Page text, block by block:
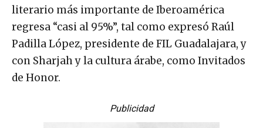
literario más importante de Iberoamérica
regresa “casi al 95%”, tal como expresó Raúl
Padilla López, presidente de FIL Guadalajara, y
con Sharjah y la cultura árabe, como Invitados
de Honor.
Publicidad